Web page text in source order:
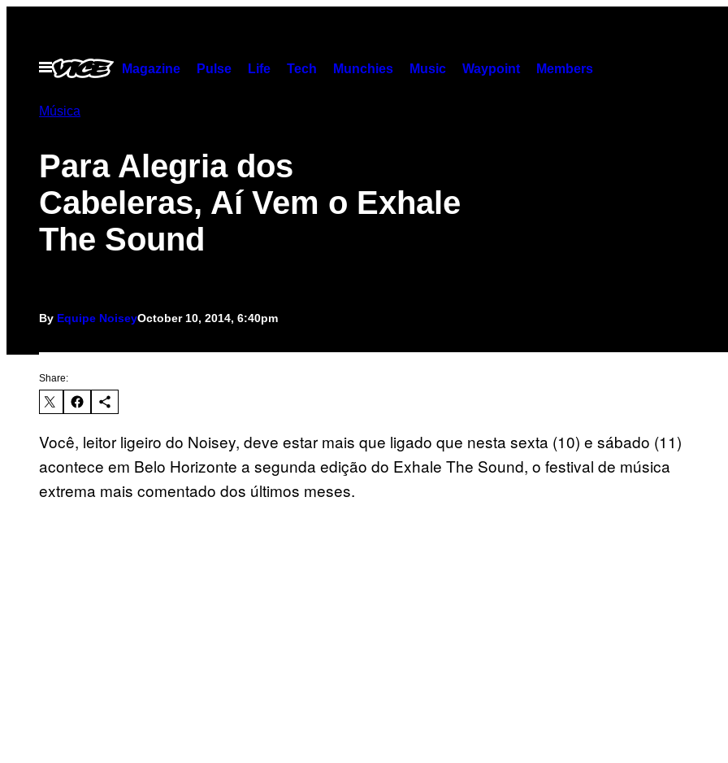
contentOpen
Menu
Magazine Pulse Life Tech Munchies Music Waypoint Members
Música
Para Alegria dos
Cabeleras, Aí Vem o Exhale
The Sound
By Equipe NoiseyOctober 10, 2014, 6:40pm
Share:
Você, leitor ligeiro do Noisey, deve estar mais que ligado que nesta sexta (10) e sábado (11)
acontece em Belo Horizonte a segunda edição do Exhale The Sound, o festival de música
extrema mais comentado dos últimos meses.